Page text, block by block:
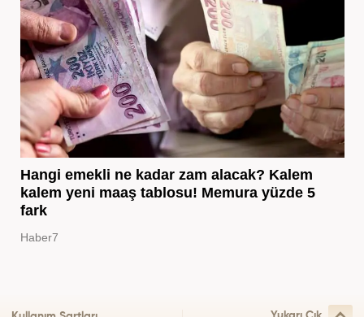
Hangi emekli ne kadar zam alacak? Kalem
kalem yeni maaş tablosu! Memura yüzde 5
fark
Haber7